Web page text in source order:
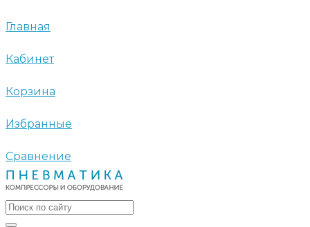
Главная
Кабинет
Корзина
Избранные
Сравнение